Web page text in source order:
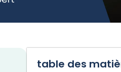
table des